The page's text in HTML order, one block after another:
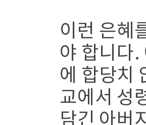
이런 은혜
야 합니다.
에 합당치
교에서 성
담긴 아버